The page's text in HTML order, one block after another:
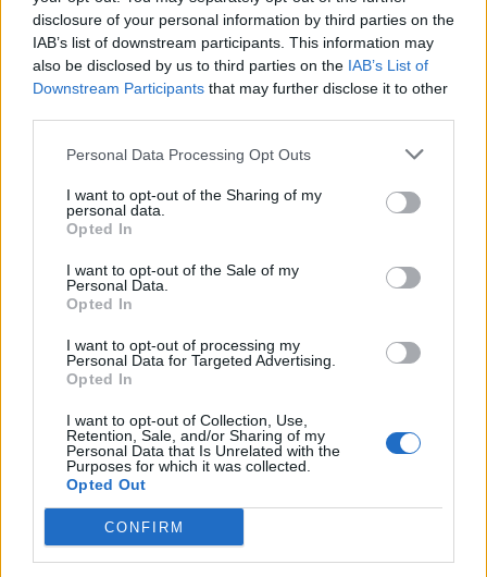
disclosure of your personal information by third parties on the
IAB’s list of downstream participants. This information may
also be disclosed by us to third parties on the IAB’s List of
Downstream Participants that may further disclose it to other
Personal Data Processing Opt Outs
I want to opt-out of the Sharing of my
personal data.
Opted In
I want to opt-out of the Sale of my
Personal Data.
Opted In
I want to opt-out of processing my
Personal Data for Targeted Advertising.
Opted In
I want to opt-out of Collection, Use,
Retention, Sale, and/or Sharing of my
Personal Data that Is Unrelated with the
Purposes for which it was collected.
Opted Out
CONFIRM
Σκοτώνουν και τους ασθενείς με Aids!
Χωρίς φάρμακα το Τζάνειο λόγω
έλλειψης ρευστού
Δραματική έκκληση προς την Υφυπουργό Υγείας
Φωτεινή Σκοπούλη κάνει ο Διευθυντής της
Η κρίση τρώει και τον ΟΚΑΝΑ!
Τελείωσαν και οι σύριγγες
Ότι η οικονομική κρίση θα χτυπούσε ακόμη και
τα προγράμματα κατά των ναρκωτικών από τα